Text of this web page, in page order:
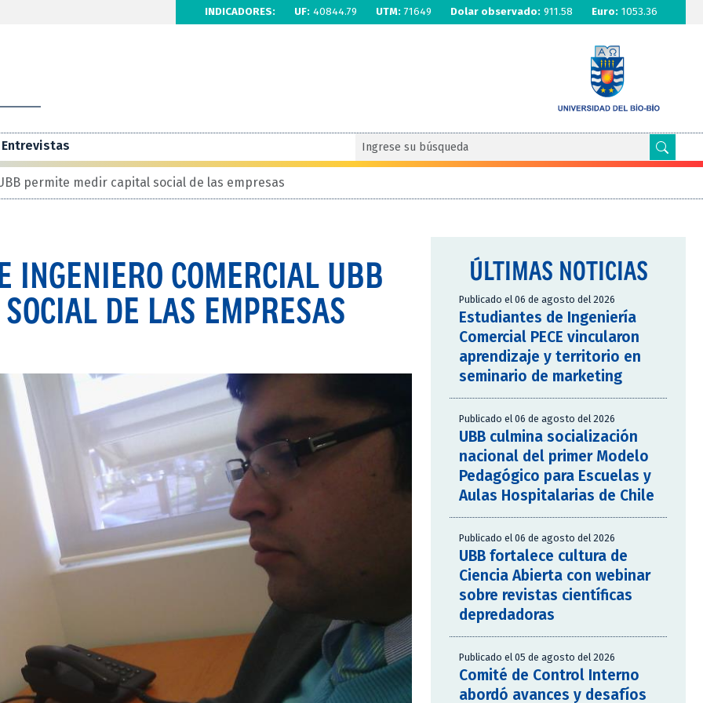
INDICADORES: UF: 40844.79 UTM: 71649 Dolar observado: 911.58 Euro: 1053.36
Entrevistas
permite medir capital social de las empresas
INGENIERO COMERCIAL UBB
DE LAS EMPRESAS
ÚLTIMAS NOTICIAS
Publicado el 06 de agosto del 2026
Estudiantes de Ingeniería
Comercial PECE vincularon
aprendizaje y territorio en
seminario de marketing
Publicado el 06 de agosto del 2026
UBB culmina socialización
nacional del primer Modelo
Pedagógico para Escuelas y
Aulas Hospitalarias de Chile
Publicado el 06 de agosto del 2026
UBB fortalece cultura de
Ciencia Abierta con webinar
sobre revistas científicas
depredadoras
Publicado el 05 de agosto del 2026
Comité de Control Interno
abordó avances y desafíos